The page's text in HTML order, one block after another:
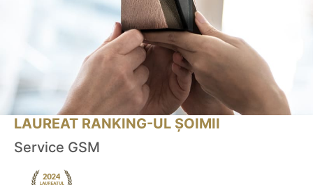
LAUREAT RANKING-UL ȘOIMII
Service GSM